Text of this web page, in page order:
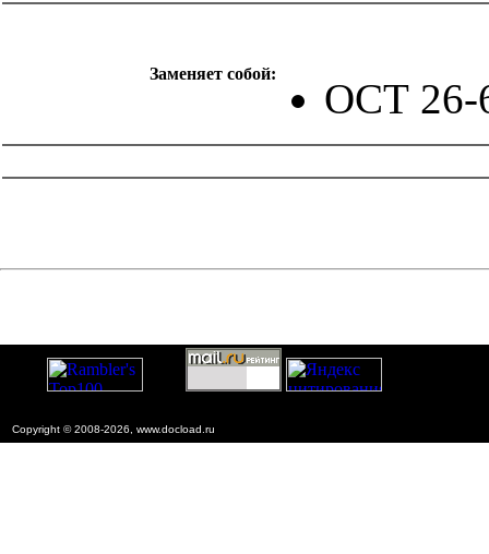
Заменяет собой:
ОСТ 26-
Copyright © 2008-2026, www.docload.ru